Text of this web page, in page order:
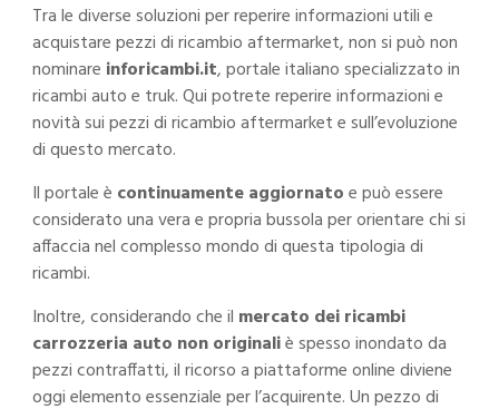
Tra le diverse soluzioni per reperire informazioni utili e
acquistare pezzi di ricambio aftermarket, non si può non
nominare inforicambi.it, portale italiano specializzato in
ricambi auto e truk. Qui potrete reperire informazioni e
novità sui pezzi di ricambio aftermarket e sull’evoluzione
di questo mercato.
Il portale è continuamente aggiornatoe può essere
considerato una vera e propria bussola per orientare chi si
affaccia nel complesso mondo di questa tipologia di
ricambi.
Inoltre, considerando che il mercato dei ricambi
carrozzeria auto non originaliè spesso inondato da
pezzi contraffatti, il ricorso a piattaforme online diviene
oggi elemento essenziale per l’acquirente. Un pezzo di